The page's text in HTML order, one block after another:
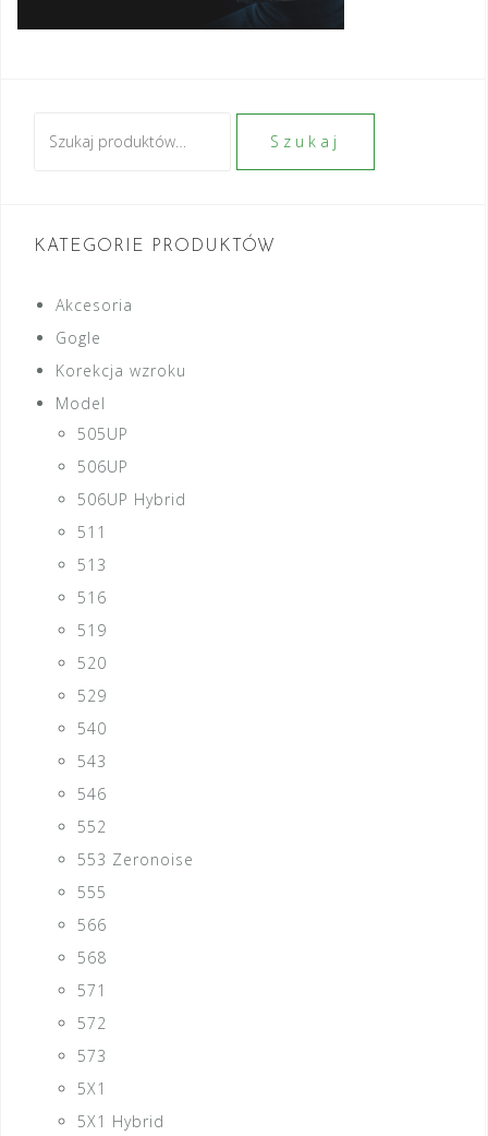
Szukaj
KATEGORIE PRODUKTÓW
Akcesoria
Gogle
Korekcja wzroku
Model
505UP
506UP
506UP Hybrid
511
513
516
519
520
529
540
543
546
552
553 Zeronoise
555
566
568
571
572
573
5X1
5X1 Hybrid